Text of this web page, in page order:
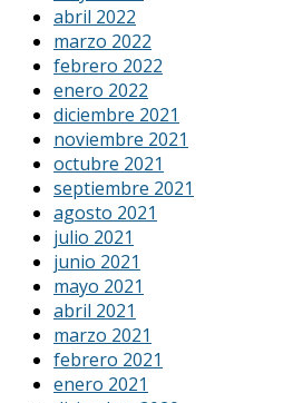
abril 2022
marzo 2022
febrero 2022
enero 2022
diciembre 2021
noviembre 2021
octubre 2021
septiembre 2021
agosto 2021
julio 2021
junio 2021
mayo 2021
abril 2021
marzo 2021
febrero 2021
enero 2021